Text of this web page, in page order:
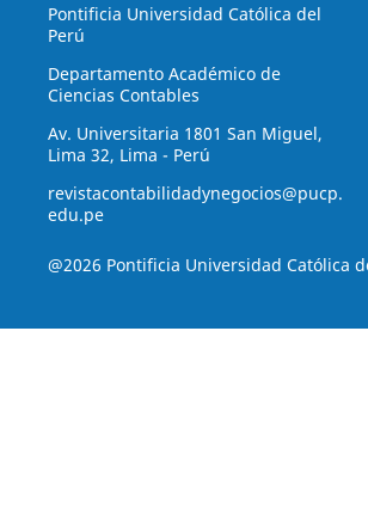
Pontificia Universidad Católica del
Perú
Departamento Académico de
Ciencias Contables
Av. Universitaria 1801 San Miguel,
Lima 32, Lima - Perú
revistacontabilidadynegocios@pucp.
edu.pe
@2026 Pontificia Universidad Católica